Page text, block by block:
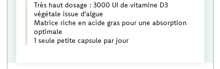
Très haut dosage : 3000 UI de vitamine D3
végétale issue d'algue
Matrice riche en acide gras pour une absorption
optimale
1 seule petite capsule par jour